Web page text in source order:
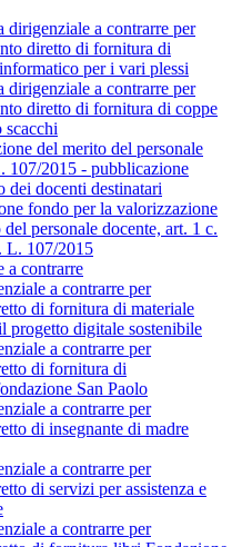
dirigenziale a contrarre per
diretto di fornitura di
per i vari plessi
dirigenziale a contrarre per
diretto di fornitura di coppe
scacchi
del merito del personale
107/2015 - pubblicazione
dei docenti destinatari
fondo per la valorizzazione
personale docente, art. 1 c.
L. 107/2015
a contrarre
a contrarre per
di fornitura di materiale
progetto digitale sostenibile
a contrarre per
di fornitura di
San Paolo
a contrarre per
di insegnante di madre
a contrarre per
di servizi per assistenza e
a contrarre per